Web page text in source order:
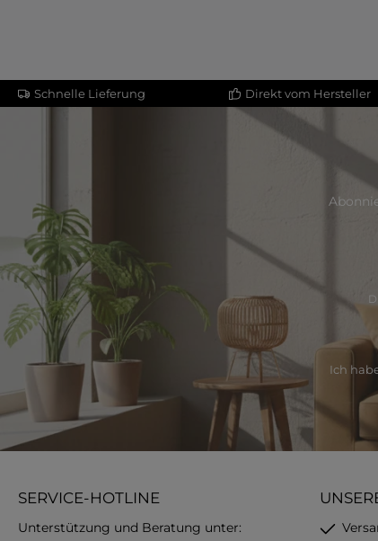
Schnelle Lieferung Direkt vom Hersteller
Ich
SERVICE-HOTLINE
Unterstützung und Beratung unter: